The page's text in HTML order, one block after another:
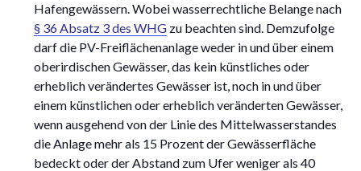
Hafengewässern. Wobei wasserrechtliche Belange nach
§ 36 Absatz 3 des WHG zu beachten sind. Demzufolge
darf die PV-Freiflächenanlage weder in und über einem
oberirdischen Gewässer, das kein künstliches oder
erheblich verändertes Gewässer ist, noch in und über
einem künstlichen oder erheblich veränderten Gewässer,
wenn ausgehend von der Linie des Mittelwasserstandes
die Anlage mehr als 15 Prozent der Gewässerfläche
bedeckt oder der Abstand zum Ufer weniger als 40